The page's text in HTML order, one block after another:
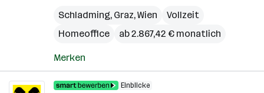
Schladming, Graz,Wien
Vollzeit
Homeoffice
ab 2.867,42 € monatlich
Merken
Einblicke